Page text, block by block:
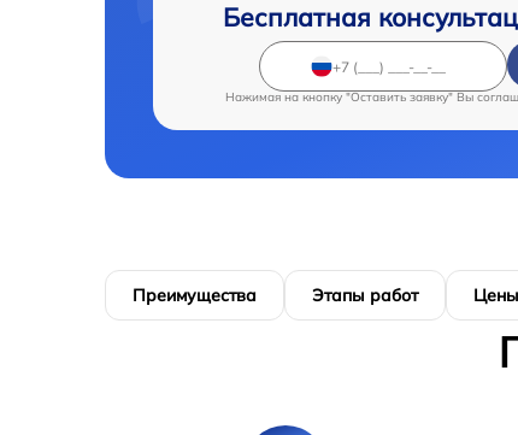
Бесплатная
Нажимая на кнопку "Оставить заявку" Вы
Преимущества Этапы работ Цены